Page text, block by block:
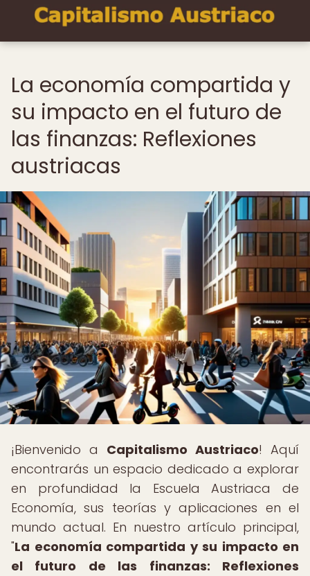
La economía compartida y
su impacto en el futuro de
las finanzas: Reflexiones
austriacas
¡Bienvenido a Capitalismo Austriaco! Aquí
encontrarás un espacio dedicado a explorar
en profundidad la Escuela Austriaca de
Economía, sus teorías y aplicaciones en el
mundo actual. En nuestro artículo principal,
"La economía compartida y su impacto en
el futuro de las finanzas: Reflexiones